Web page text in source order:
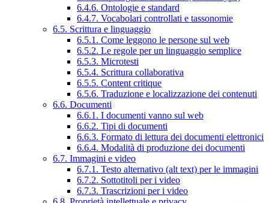
6.4.6. Ontologie e standard
6.4.7. Vocabolari controllati e tassonomie
6.5. Scrittura e linguaggio
6.5.1. Come leggono le persone sul web
6.5.2. Le regole per un linguaggio semplice
6.5.3. Microtesti
6.5.4. Scrittura collaborativa
6.5.5. Content critique
6.5.6. Traduzione e localizzazione dei contenuti
6.6. Documenti
6.6.1. I documenti vanno sul web
6.6.2. Tipi di documenti
6.6.3. Formato di lettura dei documenti elettronici
6.6.4. Modalità di produzione dei documenti
6.7. Immagini e video
6.7.1. Testo alternativo (alt text) per le immagini
6.7.2. Sottotitoli per i video
6.7.3. Trascrizioni per i video